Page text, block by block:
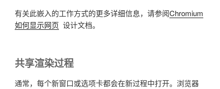
有关此嵌入的工作方式的更多详细信息，请参阅Chromium
如何显示网页 设计文档。
共享渲染过程
通常，每个新窗口或选项卡都会在新过程中打开。浏览器